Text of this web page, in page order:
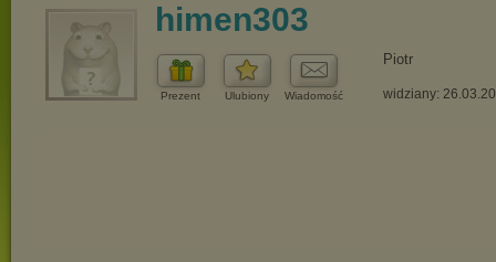
himen303
Prezent Ulubiony Wiadomość
Piotr
widziany: